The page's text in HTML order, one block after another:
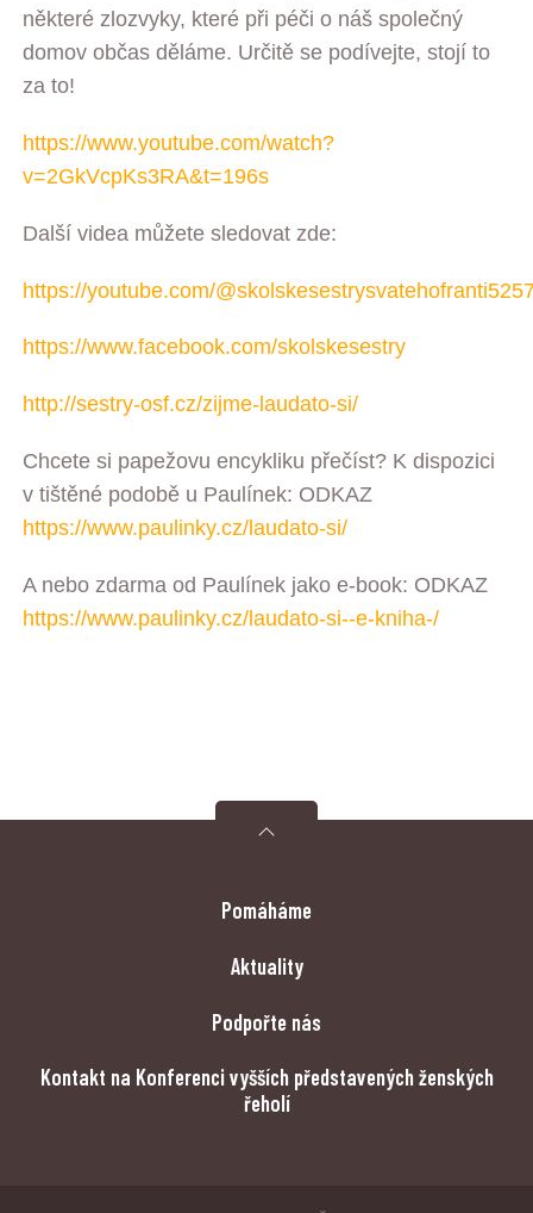
některé zlozvyky, které při péči o náš společný
domov občas děláme. Určitě se podívejte, stojí to
za to!
https://www.youtube.com/watch?
v=2GkVcpKs3RA&t=196s
Další videa můžete sledovat zde:
https://youtube.com/
https://www.facebook.com/skolskesestry
http://sestry-osf.cz/zijme-laudato-si/
Chcete si papežovu encykliku přečíst? K dispozici
v tištěné podobě u Paulínek: ODKAZ
https://www.paulinky.cz/laudato-si/
A nebo zdarma od Paulínek jako e-book: ODKAZ
https://www.paulinky.cz/laudato-si--e-kniha-/
Pomáháme
Aktuality
Podpořte nás
Kontakt na Konferenci vyšších představených ženských
řeholí